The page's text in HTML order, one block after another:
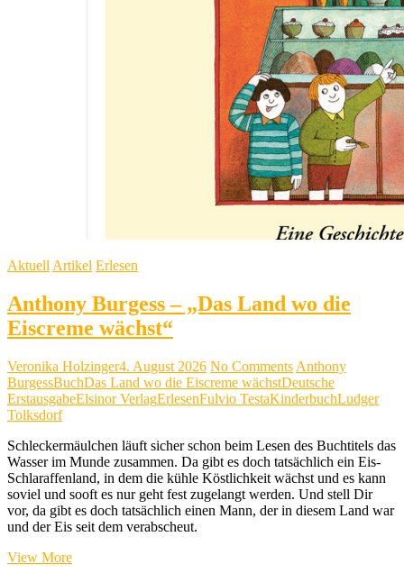
Aktuell Artikel Erlesen
Anthony Burgess – „Das Land wo die
Eiscreme wächst“
Veronika Holzinger4. August 2026 No Comments Anthony
BurgessBuchDas Land wo die Eiscreme wächstDeutsche
ErstausgabeElsinor VerlagErlesenFulvio TestaKinderbuchLudger
Tolksdorf
Schleckermäulchen läuft sicher schon beim Lesen des Buchtitels das
Wasser im Munde zusammen. Da gibt es doch tatsächlich ein Eis-
Schlaraffenland, in dem die kühle Köstlichkeit wächst und es kann
soviel und sooft es nur geht fest zugelangt werden. Und stell Dir
vor, da gibt es doch tatsächlich einen Mann, der in diesem Land war
und der Eis seit dem verabscheut.
View MoreAnthony